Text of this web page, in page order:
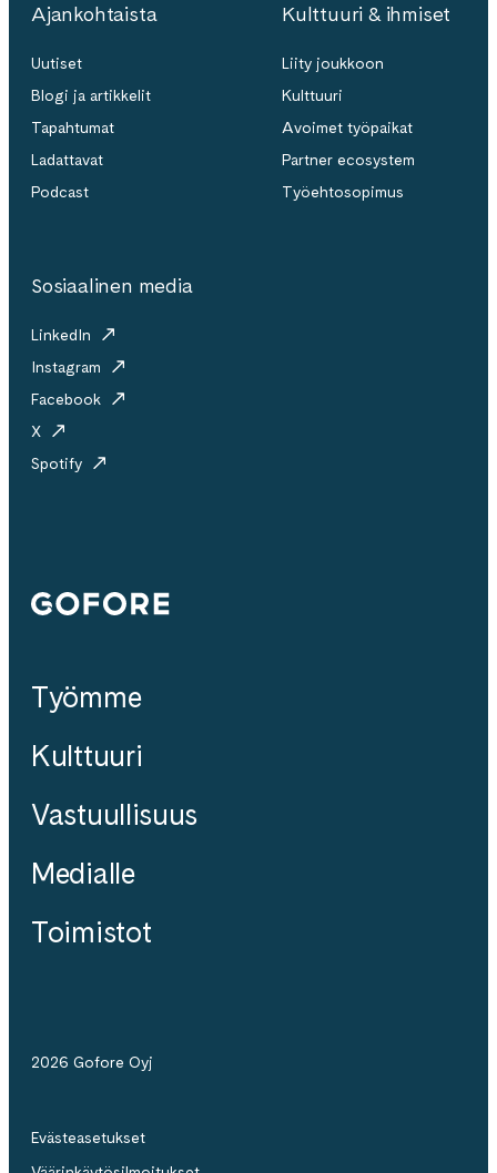
Ajankohtaista
Uutiset
Blogi ja artikkelit
Tapahtumat
Ladattavat
Podcast
Kulttuuri & ihmiset
Liity joukkoon
Kulttuuri
Avoimet työpaikat
Partner ecosystem
Työehtosopimus
Sosiaalinen media
LinkedIn
Instagram
Facebook
X
Spotify
Gofore
Työmme
Kulttuuri
Vastuullisuus
Medialle
Toimistot
2026 Gofore Oyj
Evästeasetukset